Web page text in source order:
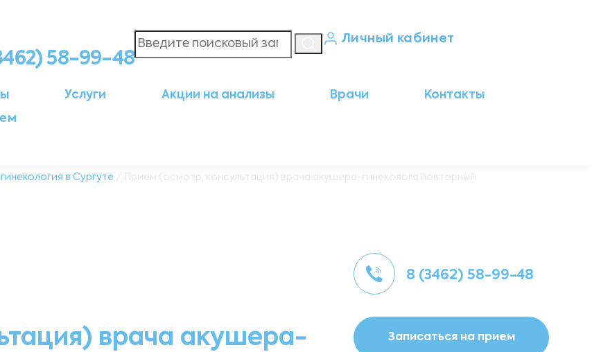
58-99-48
Личный кабинет
Услуги Акции на анализы Врачи
Контакты
в Сургуте / Прием (осмотр, консультация) врача акушера-гинеколога повторный
врача акушера-
8 (3462) 58-99-48
Записаться на прием